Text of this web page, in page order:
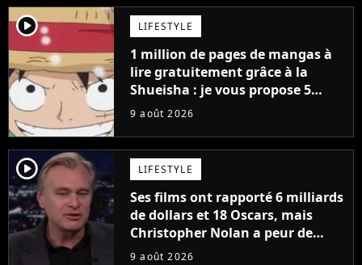
player2 LIFESTYLE
1 million de pages de mangas à
lire gratuitement grâce à la
Shueisha : je vous propose 5
mangas jamais sortis en France
9 août 2026
player2 LIFESTYLE
Ses films ont rapporté 6 milliards
de dollars et 18 Oscars, mais
Christopher Nolan a peur de
tourner un genre de films très
9 août 2026